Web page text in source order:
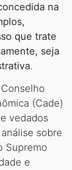
na
que trate
seja
.
(Cade)
vedados
sobre
Supremo
e